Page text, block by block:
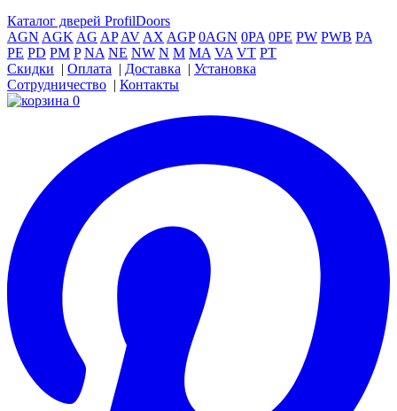
Каталог дверей ProfilDoors
AGN AGKAG APAVAXAGP 0AGN 0PA 0PE PW PWB PA
PE PD PM P NA NE NW N M MA VA VT PT
Скидки
Оплата Доставка
Установка
Сотрудничество
Контакты
0